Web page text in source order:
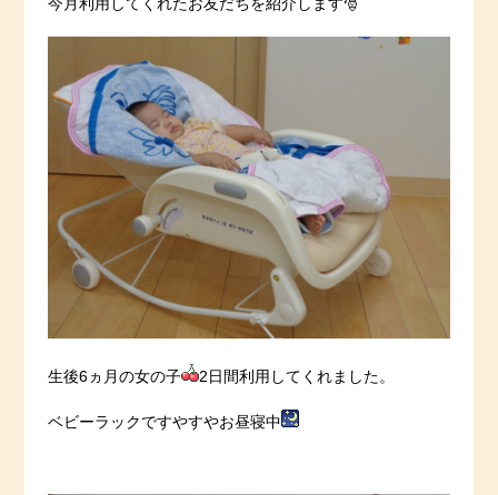
今月利用してくれたお友だちを紹介します🎅
生後6ヵ月の女の子 2日間利用してくれました。
ベビーラックですやすやお昼寝中